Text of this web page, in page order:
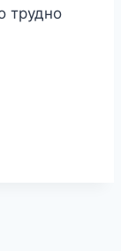
трудно